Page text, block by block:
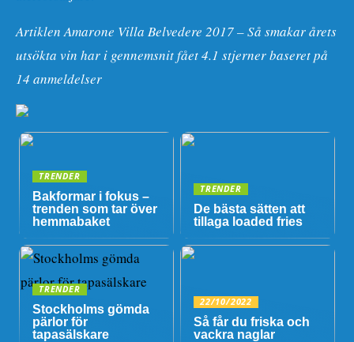
Artiklen Amarone Villa Belvedere 2017 – Så smakar årets
utsökta vin har i gennemsnit fået4.1 stjerner baseret på
14 anmeldelser
TRENDER
Bakformar i fokus –
trenden som tar över
hemmabaket
TRENDER
De bästa sätten att
tillaga loaded fries
TRENDER
Stockholms gömda
pärlor för
tapasälskare
22/10/2022
Så får du friska och
vackra naglar